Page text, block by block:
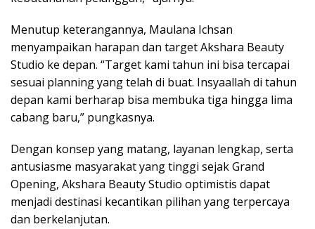
Menutup keterangannya, Maulana Ichsan
menyampaikan harapan dan target Akshara Beauty
Studio ke depan. “Target kami tahun ini bisa tercapai
sesuai planning yang telah di buat. Insyaallah di tahun
depan kami berharap bisa membuka tiga hingga lima
cabang baru,” pungkasnya.
Dengan konsep yang matang, layanan lengkap, serta
antusiasme masyarakat yang tinggi sejak Grand
Opening, Akshara Beauty Studio optimistis dapat
menjadi destinasi kecantikan pilihan yang terpercaya
dan berkelanjutan.